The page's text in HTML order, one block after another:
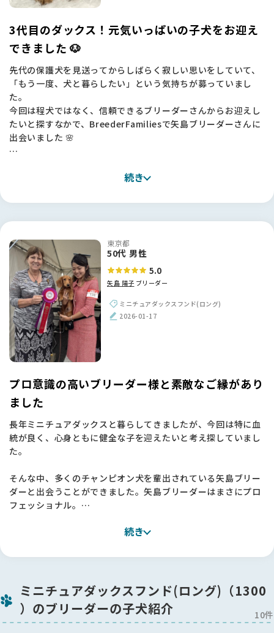
3代目のダックス！元気いっぱいの子犬をお迎え
できました 🐶
先代の保護犬を見送ってからしばらく寂しい思いをしていて、
「もう一度、犬と暮らしたい」という気持ちが募っていまし
た。
今回は程犬ではなく、信頼できるブリーダーさんからお迎えし
たいと探すなかで、BreederFamiliesで矢島ブリーダーさんに
出会いました 🌸
で、お嬢さんと二人三脚でワンちゃんたちを大切に育てていら
子犬をどんな方にお渡しするかもご自分でしっかり考えてい
子犬の様子も印象的でした。実は当初はカニンヘンを考えてい
たのですが、ご紹介いただいた子を見たら、とても元気でころ
ころしていて丈夫そうで。「この子ならいい」と心が決まり、
ミニチュアの子をお迎えすることにしました。
実際に迎えてみても本当に元気でいい子で、素敵なご縁をいた
だけたと感謝しています 💕
【BreederFamiliesへ】
いざブリーダーさんを探し始めると、これがなかなか難しく
て。個人で活動されている方を見ると価格がべらぼうに高かっ
たり、大きなサイトを見てもブリーダーが多すぎて、結局「ど
の人が本当に信頼できるのか」が自分では判断できませんでし
た。
そんなときに、たどり着いたのが BreederFamilies でした。
も良さそうに感じられたんです。
他のサイトと違うなと思ったのは、BreederFamilies はブリー
サイトをただ眺めているだけでは分からないことも、一人ひと
ゃんと伝わってきます。
「ここに載っているブリーダーさんなら大丈夫」——そう思え
たことが、矢島さんとのご縁につながりました。
信頼できる方から、健康で元気な子を迎えられて、本当に良か
ったです。ありがとうございました ✨
続き
東京都
50代 男性
5.0
矢島 陽子 ブリーダー
ミニチュアダックスフンド(ロング)
2026-01-17
プロ意識の高いブリーダー様と素敵なご縁があり
ました
長年ミニチュアダックスと暮らしてきましたが、今回は特に血
統が良く、心身ともに健全な子を迎えたいと考え探していまし
た。
そんな中、多くのチャンピオン犬を輩出されている矢島ブリー
ダーと出会うことができました。矢島ブリーダーはまさにプロ
フェッショナル。
して丁寧なご対応に全幅の信頼を置くことができました✨
お迎えを決めた子はすでにショーに出始めていたこともあり、
参加させていただきました。プロの手で大切に育てられ、素晴
らしい経験を積んだ子を迎えられたことを誇りに思います。
【BreederFamiliesへ】
続き
ミニチュアダックスフンド(ロング)（1300
）のブリーダーの子犬紹介
10件